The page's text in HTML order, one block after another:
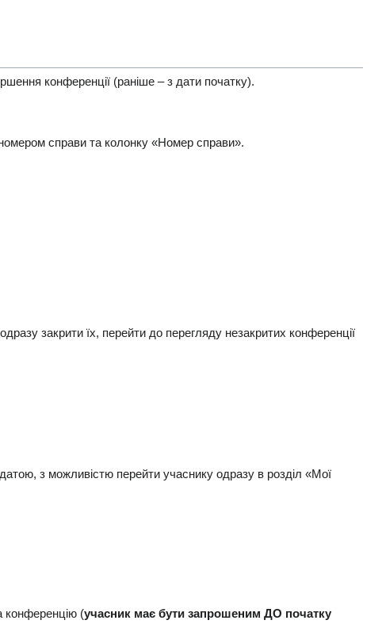
конференції (раніше – з дати початку).
справи та колонку «Номер справи».
закрити їх, перейти до перегляду незакритих конференції
з можливістю перейти учаснику одразу в розділ «Мої
конференцію (учасник має бути запрошеним ДО початку